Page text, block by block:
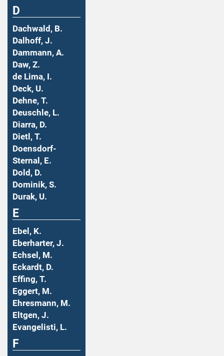
D
Dachwald, B.
Dalhoff, J.
Dammann, A.
Daw, Z.
de Lima, I.
Deck, U.
Dehne, T.
Deuschle, L.
Diarra, D.
Dietl, T.
Doensdorf-
Sternal, E.
Dold, D.
Dominik, S.
Durak, U.
E
Ebel, K.
Eberharter, J.
Echsel, M.
Eckardt, D.
Effing, T.
Eggert, M.
Ehresmann, M.
Eltgen, J.
Evangelisti, L.
F